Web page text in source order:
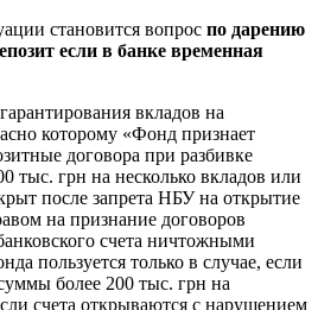
становится вопрос по дарению
если в банке временная
вкладов на
которому «Фонд признает
договора при разбивке
грн на несколько вкладов или
после запрета НБУ на открытие
на признание договоров
счета ничтожными
пользуется только в случае, если
более 200 тыс. грн на
счета открываются с нарушением